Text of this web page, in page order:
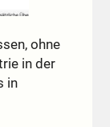
ohne
in der
in